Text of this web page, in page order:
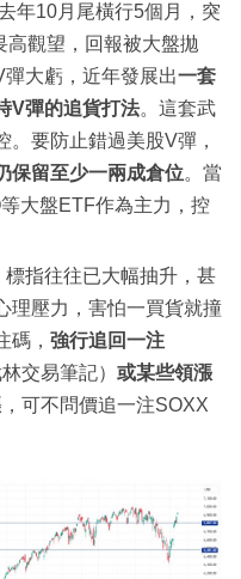
年10月尾橫行5個月，突
觀望，回報被大盤拋
大虧，近年發展出一套
V彈的追貨打法。這套武
要防止錯過美股V彈，
保留至少一兩成倉位。當
大盤ETF作為主力，控
指往往已大幅抽升，甚
理壓力，害怕一買貨就撞
碼， 強行追回一注
交易筆記） 或某些領漲
可不問價追一注SOXX